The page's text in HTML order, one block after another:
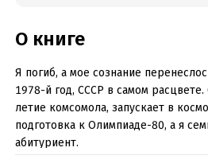
О книге
Я погиб, а мое сознание
1978-й год, СССР в самом расцвете.
летие комсомола, запускает в
подготовка к Олимпиаде-80, а я
абитуриент.